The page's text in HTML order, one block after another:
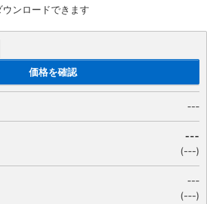
ンロードできます
価格を確認
---
---
(---)
---
(---)